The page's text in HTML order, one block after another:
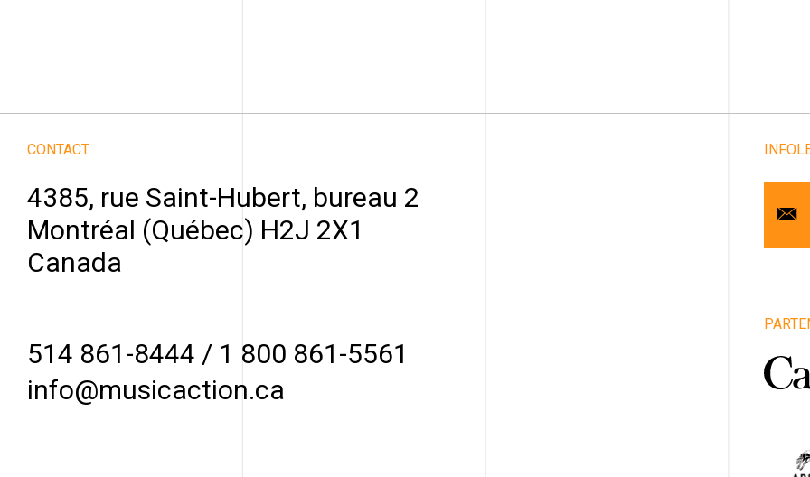
CONTACT
4385, rue Saint-Hubert, bureau 2
Montréal (Québec) H2J 2X1
Canada
514 861-8444 / 1 800 861-5561
info@musicaction.ca